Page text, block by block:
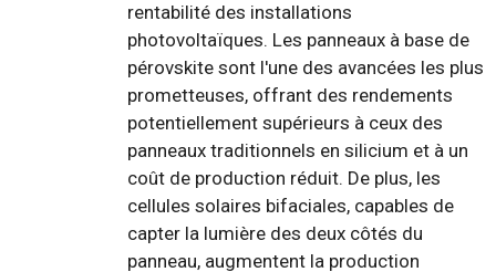
rentabilité des installations
photovoltaïques. Les panneaux à base de
pérovskite sont l'une des avancées les plus
prometteuses, offrant des rendements
potentiellement supérieurs à ceux des
panneaux traditionnels en silicium et à un
coût de production réduit. De plus, les
cellules solaires bifaciales, capables de
capter la lumière des deux côtés du
panneau, augmentent la production